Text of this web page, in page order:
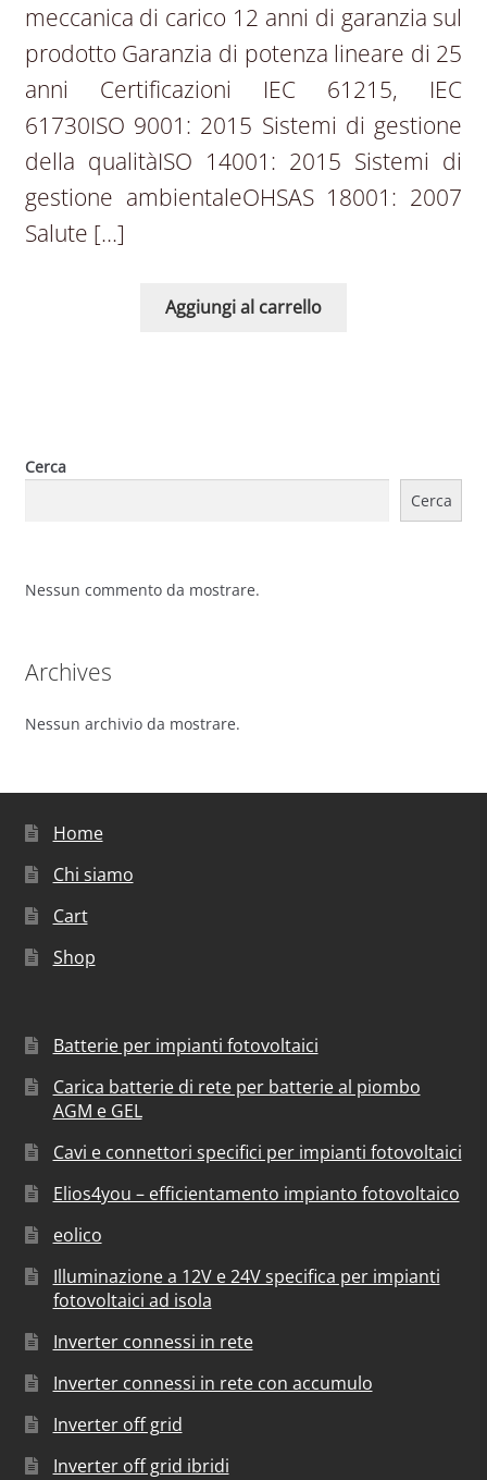
meccanica di carico 12 anni di garanzia sul
prodotto Garanzia di potenza lineare di 25
anni Certificazioni IEC 61215, IEC
61730ISO 9001: 2015 Sistemi di gestione
della qualitàISO 14001: 2015 Sistemi di
gestione ambientaleOHSAS 18001: 2007
Salute […]
Aggiungi al carrello
Cerca
Cerca
Nessun commento da mostrare.
Archives
Nessun archivio da mostrare.
Home
Chi siamo
Cart
Shop
Batterie per impianti fotovoltaici
Carica batterie di rete per batterie al piombo
AGM e GEL
Cavi e connettori specifici per impianti fotovoltaici
Elios4you – efficientamento impianto fotovoltaico
eolico
Illuminazione a 12V e 24V specifica per impianti
fotovoltaici ad isola
Inverter connessi in rete
Inverter connessi in rete con accumulo
Inverter off grid
Inverter off grid ibridi